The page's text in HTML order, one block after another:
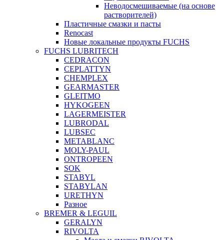
Неводосмешиваемые (на основе
растворителей)
Пластичные смазки и пасты
Renocast
Новые локальные продукты FUCHS
FUCHS LUBRITECH
CEDRACON
CEPLATTYN
CHEMPLEX
GEARMASTER
GLEITMO
HYKOGEEN
LAGERMEISTER
LUBRODAL
LUBSEC
METABLANC
MOLY-PAUL
ONTROPEEN
SOK
STABYL
STABYLAN
URETHYN
Разное
BREMER & LEGUIL
GERALYN
RIVOLTA